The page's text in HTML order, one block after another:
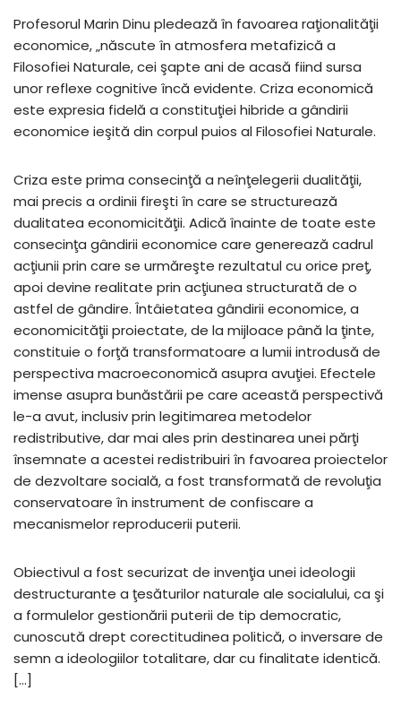
Profesorul Marin Dinu pledează în favoarea raţionalităţii
economice, „născute în atmosfera metafizică a
Filosofiei Naturale, cei şapte ani de acasă fiind sursa
unor reflexe cognitive încă evidente. Criza economică
este expresia fidelă a constituţiei hibride a gândirii
economice ieşită din corpul puios al Filosofiei Naturale.
Criza este prima consecinţă a neînţelegerii dualităţii,
mai precis a ordinii fireşti în care se structurează
dualitatea economicităţii. Adică înainte de toate este
consecinţa gândirii economice care generează cadrul
acţiunii prin care se urmăreşte rezultatul cu orice preţ,
apoi devine realitate prin acţiunea structurată de o
astfel de gândire. Întâietatea gândirii economice, a
economicităţii proiectate, de la mijloace până la ţinte,
constituie o forţă transformatoare a lumii introdusă de
perspectiva macroeconomică asupra avuţiei. Efectele
imense asupra bunăstării pe care această perspectivă
le-a avut, inclusiv prin legitimarea metodelor
redistributive, dar mai ales prin destinarea unei părţi
însemnate a acestei redistribuiri în favoarea proiectelor
de dezvoltare socială, a fost transformată de revoluţia
conservatoare în instrument de confiscare a
mecanismelor reproducerii puterii.
Obiectivul a fost securizat de invenţia unei ideologii
destructurante a ţesăturilor naturale ale socialului, ca şi
a formulelor gestionării puterii de tip democratic,
cunoscută drept corectitudinea politică, o inversare de
semn a ideologiilor totalitare, dar cu finalitate identică.
[…]